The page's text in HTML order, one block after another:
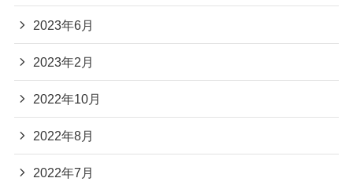
2023年6月
2023年2月
2022年10月
2022年8月
2022年7月